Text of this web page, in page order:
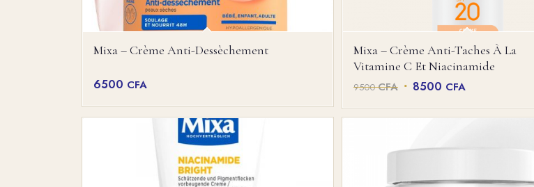
Mixa – Crème Anti-Dessèchement
6500 CFA
Mixa – Crème Anti-Taches À La
Vitamine C Et Niacinamide
9500CFA Le
initial
9500 CFA.
8500 CFA
actuel